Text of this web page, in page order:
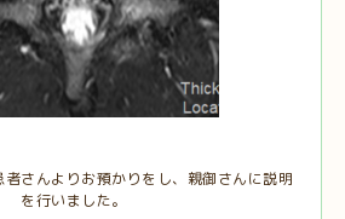
さんよりお預かりをし、親御さんに説明
を行いました。